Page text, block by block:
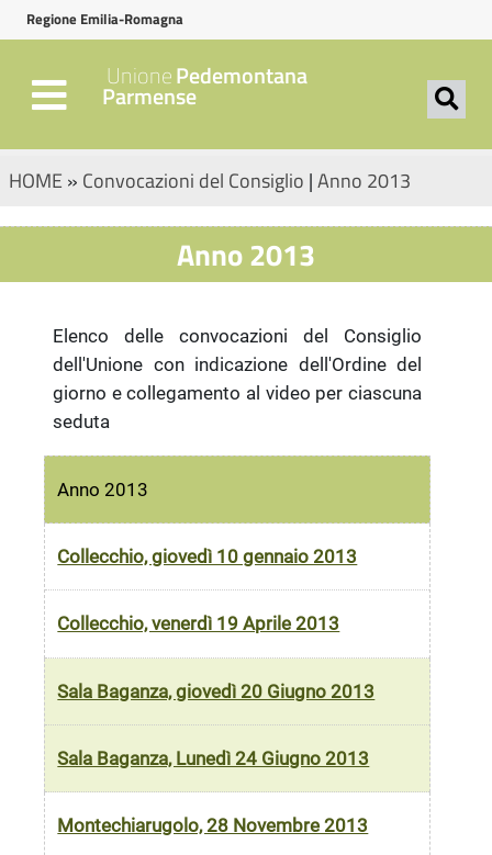
Regione Emilia-Romagna
UnionePedemontana
Parmense
HOME » Convocazioni del Consiglio |Anno 2013
Anno 2013
Elenco delle convocazioni del Consiglio
dell'Unione con indicazione dell'Ordine del
giorno e collegamento al video per ciascuna
seduta
Anno 2013
Collecchio, giovedì 10 gennaio 2013
Collecchio, venerdì 19 Aprile 2013
Sala Baganza, giovedì 20 Giugno 2013
Sala Baganza, Lunedì 24 Giugno 2013
Montechiarugolo, 28 Novembre 2013